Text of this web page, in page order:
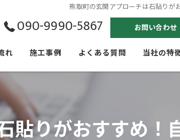
熊取町の玄関アプローチは石貼りが
090-9990-5867 お問い合わせ
れ 施工事例 よくある質問 当社の特
玄関アプ
貼りがおすすめ！